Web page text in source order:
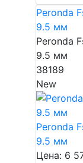
Peronda
9.5 мм
Peronda
9.5 мм
38189
New
Peronda
9.5 мм
Цена: 6